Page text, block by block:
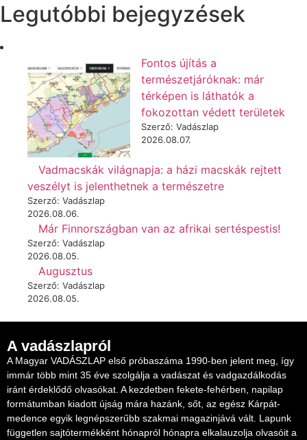
Legutóbbi bejegyzések
Fontos újítás a
természetjáróknak: már
térképen is láthatók a
fokozottan védett területek
Szerző: Vadászlap
2026.08.07.
Vadmacskák világnapja: a házi macskák rejtett
veszélyt is jelenthetnek a természetre
Szerző: Vadászlap
2026.08.06.
Már Finnországban van az afrikai sertéspestis!
Szerző: Vadászlap
2026.08.05.
Augusztus
Szerző: Vadászlap
2026.08.05.
A vadászlapról
A Magyar VADÁSZLAP első próbaszáma 1990-ben jelent meg, így
immár több mint 35 éve szolgálja a vadászat és vadgazdálkodás
iránt érdeklődő olvasókat. A kezdetben fekete-fehérben, napilap
formátumban kiadott újság mára hazánk, sőt, az egész Kárpát-
medence egyik legnépszerűbb szakmai magazinjává vált. Lapunk
független sajtótermékként hónapról hónapra elkalauzolja olvasóit a